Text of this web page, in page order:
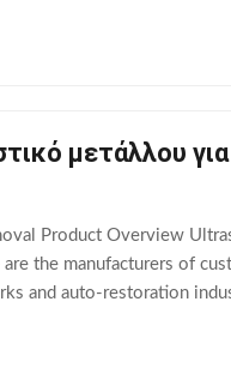
μετάλλου
Product Overview
the manufacturers of
and auto-restoration